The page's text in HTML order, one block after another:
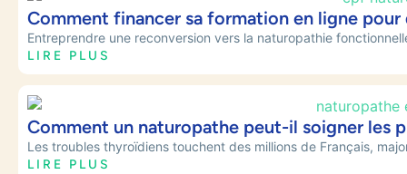
Comment financer sa formation en ligne
Entreprendre une reconversion vers la naturopathie
LIRE PLUS
Comment un naturopathe peut-il soigner les
Les troubles thyroïdiens touchent des millions de Français,
LIRE PLUS